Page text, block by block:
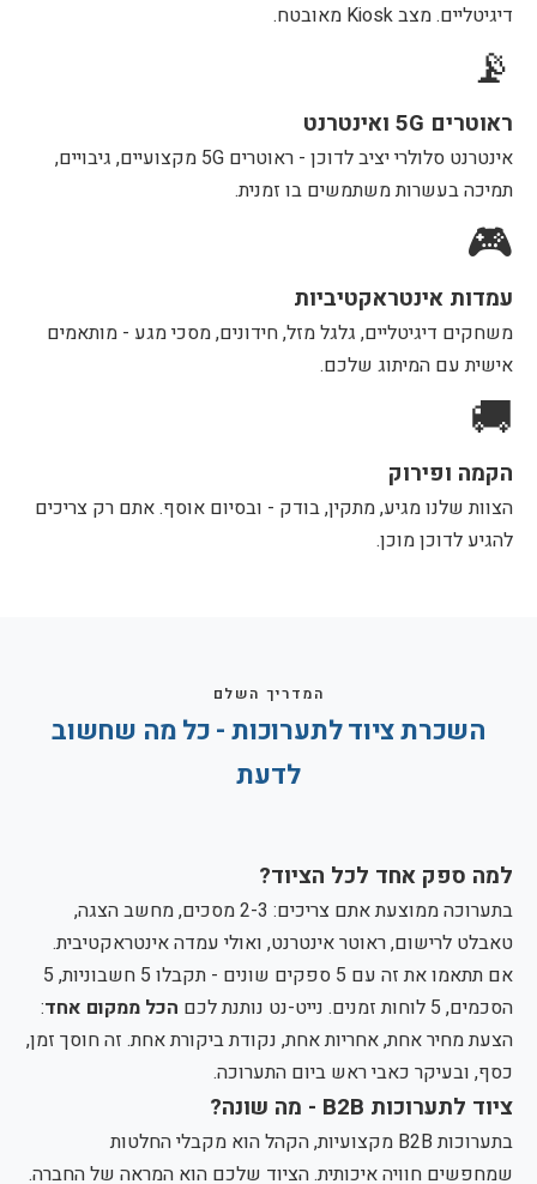
דיגיטליים. מצב Kiosk מאובטח.
📡
ראוטרים 5G ואינטרנט
אינטרנט סלולרי יציב לדוכן - ראוטרים 5G מקצועיים, גיבויים,
תמיכה בעשרות משתמשים בו זמנית.
🎮
עמדות אינטראקטיביות
משחקים דיגיטליים, גלגל מזל, חידונים, מסכי מגע - מותאמים
אישית עם המיתוג שלכם.
🚚
הקמה ופירוק
הצוות שלנו מגיע, מתקין, בודק - ובסיום אוסף. אתם רק צריכים
להגיע לדוכן מוכן.
המדריך השלם
השכרת ציוד לתערוכות - כל מה שחשוב
לדעת
למה ספק אחד לכל הציוד?
בתערוכה ממוצעת אתם צריכים: 2-3 מסכים, מחשב הצגה,
טאבלט לרישום, ראוטר אינטרנט, ואולי עמדה אינטראקטיבית.
אם תתאמו את זה עם 5 ספקים שונים - תקבלו 5 חשבוניות, 5
הסכמים, 5 לוחות זמנים. נייט-נט נותנת לכם
הכל ממקום אחד:
הצעת מחיר אחת, אחריות אחת, נקודת ביקורת אחת. זה חוסך זמן,
כסף, ובעיקר כאבי ראש ביום התערוכה.
ציוד לתערוכות B2B - מה שונה?
בתערוכות B2B מקצועיות, הקהל הוא מקבלי החלטות
שמחפשים חוויה איכותית. הציוד שלכם הוא המראה של החברה.